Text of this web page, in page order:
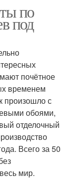
по
под
почётное
временем
произошло с
обоями,
отделочный
Всего за 50
мир.